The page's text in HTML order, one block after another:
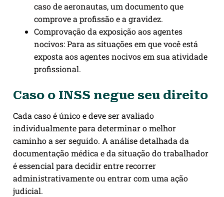
caso de aeronautas, um documento que
comprove a profissão e a gravidez.
Comprovação da exposição aos agentes
nocivos: Para as situações em que você está
exposta aos agentes nocivos em sua atividade
profissional.
Caso o INSS negue seu direito
Cada caso é único e deve ser avaliado
individualmente para determinar o melhor
caminho a ser seguido. A análise detalhada da
documentação médica e da situação do trabalhador
é essencial para decidir entre recorrer
administrativamente ou entrar com uma ação
judicial.